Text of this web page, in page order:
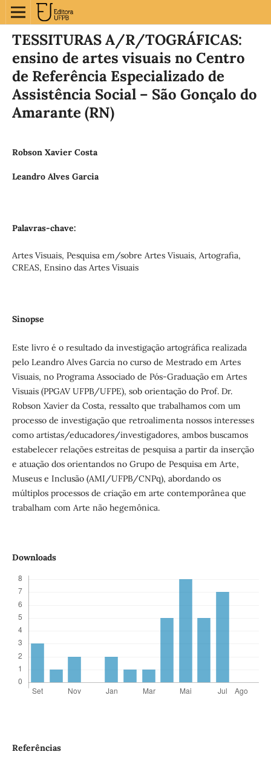
TESSITURAS A/R/TOGRÁFICAS:
ensino de artes visuais no Centro
de Referência Especializado de
Assistência Social – São Gonçalo do
Amarante (RN)
Robson Xavier Costa
Leandro Alves Garcia
Palavras-chave:
Artes Visuais, Pesquisa em/sobre Artes Visuais, Artografia,
CREAS, Ensino das Artes Visuais
Sinopse
Este livro é o resultado da investigação artográfica realizada
pelo Leandro Alves Garcia no curso de Mestrado em Artes
Visuais, no Programa Associado de Pós-Graduação em Artes
Visuais (PPGAV UFPB/UFPE), sob orientação do Prof. Dr.
Robson Xavier da Costa, ressalto que trabalhamos com um
processo de investigação que retroalimenta nossos interesses
como artistas/educadores/investigadores, ambos buscamos
estabelecer relações estreitas de pesquisa a partir da inserção
e atuação dos orientandos no Grupo de Pesquisa em Arte,
Museus e Inclusão (AMI/UFPB/CNPq), abordando os
múltiplos processos de criação em arte contemporânea que
trabalham com Arte não hegemônica.
Downloads
Referências